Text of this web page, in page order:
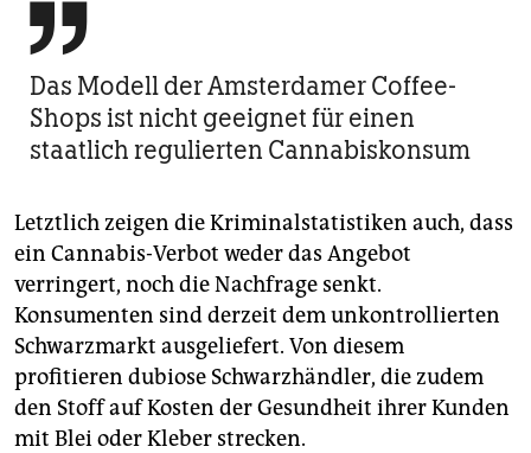

Das Modell der Amsterdamer Coffee-
Shops ist nicht geeignet für einen
staatlich regulierten Cannabiskonsum
Letztlich zeigen die Kriminalstatistiken auch, dass
ein Cannabis-Verbot weder das Angebot
verringert, noch die Nachfrage senkt.
Konsumenten sind derzeit dem unkontrollierten
Schwarzmarkt ausgeliefert. Von diesem
profitieren dubiose Schwarzhändler, die zudem
den Stoff auf Kosten der Gesundheit ihrer Kunden
mit Blei oder Kleber strecken.